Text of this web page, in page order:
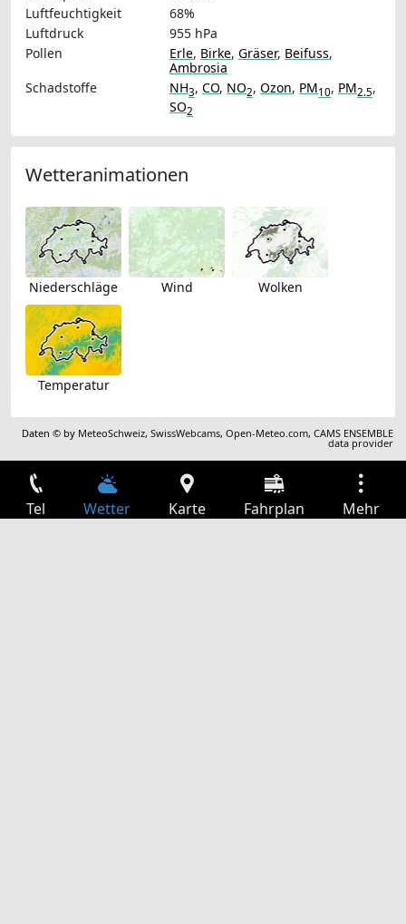
Luftfeuchtigkeit
68%
Luftdruck
955 hPa
Pollen
Erle, Birke, Gräser, Beifuss,
Ambrosia
Schadstoffe
NH3, CO, NO2, Ozon, PM10, PM2.5,
SO2
Wetteranimationen
Niederschläge Wind Wolken
Temperatur
Daten © by MeteoSchweiz,SwissWebcams,Open-Meteo.com,CAMS ENSEMBLE
data provider
Tel Wetter Karte Fahrplan Mehr